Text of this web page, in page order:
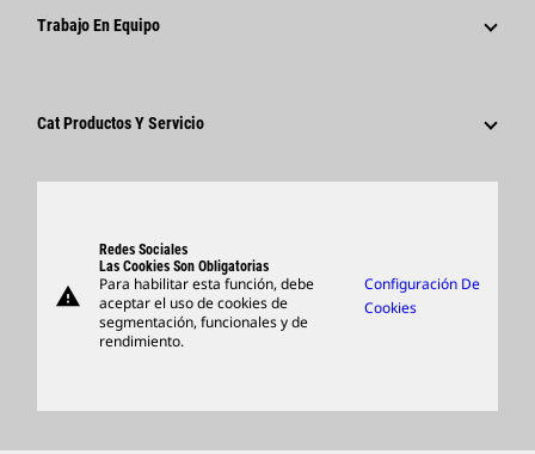
Sostenibilidad
Ubicaciones A Nivel Mundial
Redes Sociales
Áreas De Carrera Profesional
Buscar Y Postular
Trabajo En Equipo
Proveedores
Cat Productos Y Servicio
Support
Artículos
Encontrar Un Distribuidor
warning
Redes Sociales
Las Cookies Son Obligatorias
Para habilitar esta función, debe
aceptar el uso de cookies de
segmentación, funcionales y de
rendimiento.
Configuración De
Cookies